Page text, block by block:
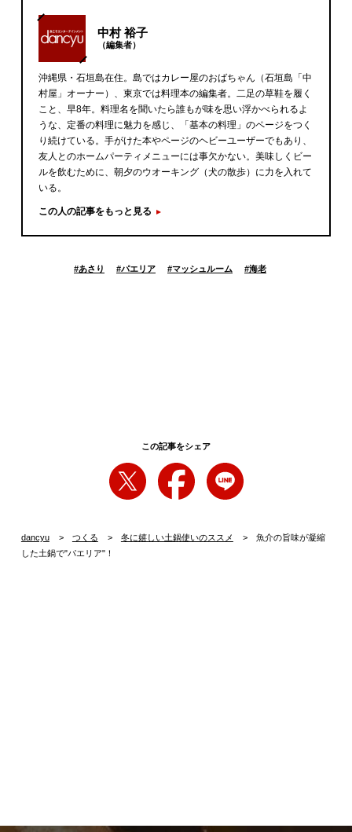
中村 裕子
（編集者）
沖縄県・石垣島在住。島ではカレー屋のおばちゃん（石垣島「中
村屋」オーナー）、東京では料理本の編集者。二足の草鞋を履く
こと、早8年。料理名を聞いたら誰もが味を思い浮かべられるよ
うな、定番の料理に魅力を感じ、「基本の料理」のページをつく
り続けている。手がけた本やページのヘビーユーザーでもあり、
友人とのホームパーティメニューには事欠かない。美味しくビー
ルを飲むために、朝夕のウオーキング（犬の散歩）に力を入れて
いる。
この人の記事をもっと見る
#あさり #パエリア #マッシュルーム #海老
この記事をシェア
dancyu つくる 冬に嬉しい土鍋使いのススメ
魚介の旨味が凝縮
した土鍋で"パエリア"！